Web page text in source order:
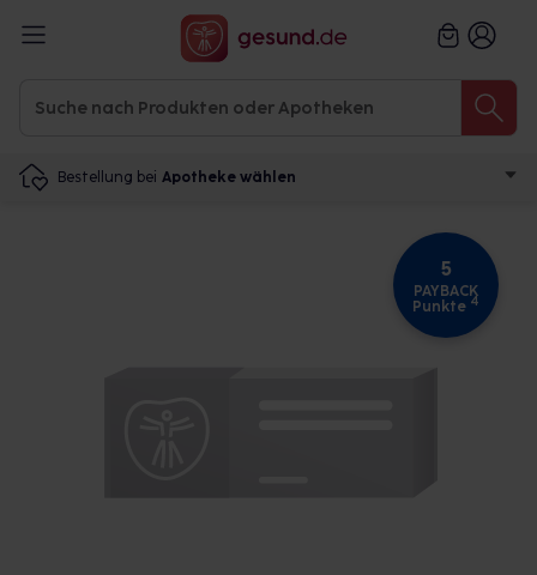
Bestellung bei Apotheke wählen
5
PAYBACK
Punkte 4